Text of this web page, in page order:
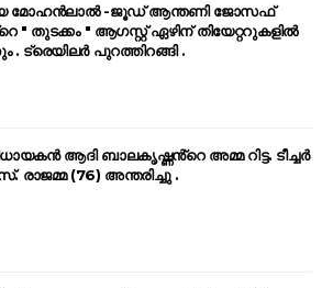
മോഹൻലാൽ -ജൂഡ് ആന്തണി ജോസഫ്
" തുടക്കം " ആഗസ്റ്റ് ഏഴിന് തിയേറ്ററുകളിൽ
. ട്രെയിലർ പുറത്തിറങ്ങി .
ആദി ബാലകൃഷ്ണൻ്റെ അമ്മ റിട്ട. ടീച്ചർ
രാജമ്മ (76) അന്തരിച്ചു .